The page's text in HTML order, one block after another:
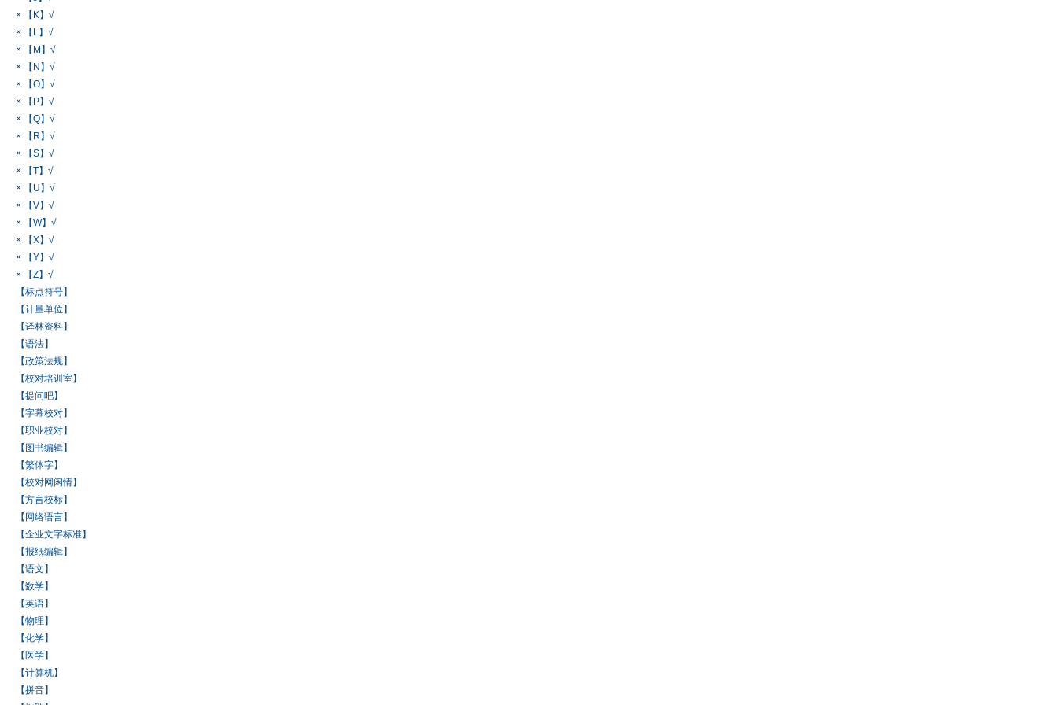
× 【K】√
× 【L】√
× 【M】√
× 【N】√
× 【O】√
× 【P】√
× 【Q】√
× 【R】√
× 【S】√
× 【T】√
× 【U】√
× 【V】√
× 【W】√
× 【X】√
× 【Y】√
× 【Z】√
【标点符号】
【计量单位】
【译林资料】
【语法】
【政策法规】
【校对培训室】
【提问吧】
【字幕校对】
【职业校对】
【图书编辑】
【繁体字】
【校对网闲情】
【方言校标】
【网络语言】
【企业文字标准】
【报纸编辑】
【语文】
【数学】
【英语】
【物理】
【化学】
【医学】
【计算机】
【拼音】